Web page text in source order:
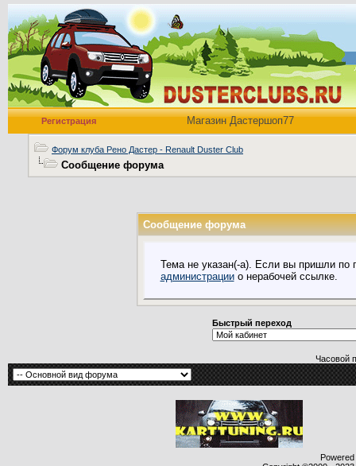
Регистрация Магазин Дастершоп77
Форум клуба Рено Дастер - Renault Duster Club
Сообщение форума
Сообщение форума
Тема не указан(-а). Если вы пришли по
администрациио нерабочей ссылке.
Быстрый переход
Часовой